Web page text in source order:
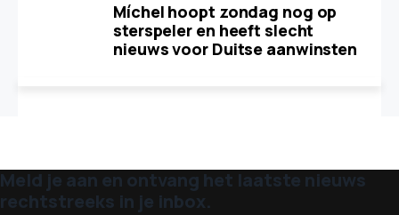
Míchel hoopt zondag nog op
sterspeler en heeft slecht
nieuws voor Duitse aanwinsten
Meld je aan en ontvang het laatste nieuws
rechtstreeks in je inbox.